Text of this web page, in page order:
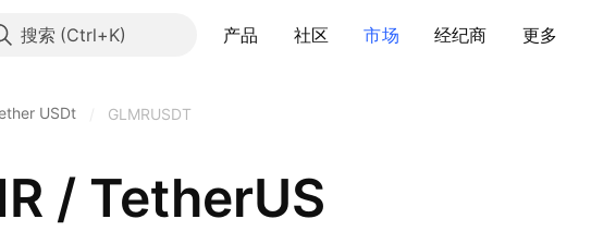
搜索 产品 社区 市场 经纪商 更多
USDt GLMRUSDT
/ TetherUS